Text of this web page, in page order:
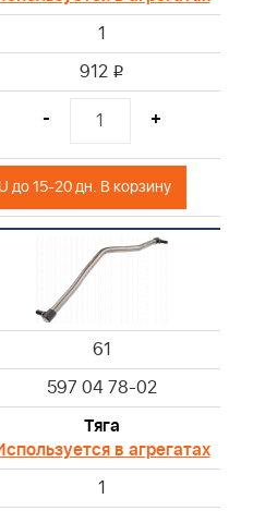
1
912 i
- +
Поставка из РФ или EU до 15-20 дн. В корзину
61
597 04 78-02
Тяга
в агрегатах
1